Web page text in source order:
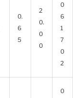
0.
6
5
2
0.
0
0
0
6
1
7
0
2
0